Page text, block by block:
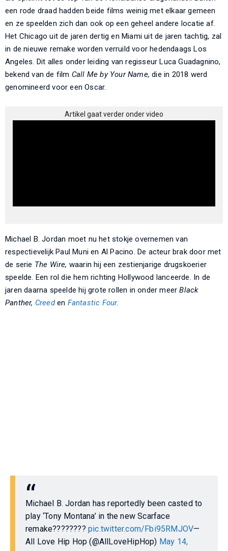
een rode draad hadden beide films weinig met elkaar gemeen
en ze speelden zich dan ook op een geheel andere locatie af.
Het Chicago uit de jaren dertig en Miami uit de jaren tachtig, zal
in de nieuwe remake worden verruild voor hedendaags Los
Angeles. Dit alles onder leiding van regisseur Luca Guadagnino,
bekend van de film Call Me by Your Name,die in 2018 werd
genomineerd voor een Oscar.
Artikel gaat verder onder video
Michael B. Jordan moet nu het stokje overnemen van
respectievelijk Paul Muni en Al Pacino. De acteur brak door met
de serie The Wire, waarin hij een zestienjarige drugskoerier
speelde. Een rol die hem richting Hollywood lanceerde. In de
jaren daarna speelde hij grote rollen in onder meerBlack
Panther, Creed en Fantastic Four.
Michael B. Jordan has reportedly been casted to
play ‘Tony Montana’ in the new Scarface
remake???????? pic.twitter.com/Fbi95RMJOV—
All Love Hip Hop (@AllLoveHipHop) May 14,